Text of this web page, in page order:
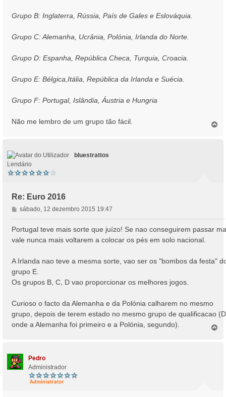
m
Grupo B: Inglaterra, Rússia, País de Gales e Eslováquia.
Grupo C: Alemanha, Ucrânia, Polónia, Irlanda do Norte.
Grupo D: Espanha, República Checa, Turquia, Croacia.
Grupo E: Bélgica,Itália, República da Irlanda e Suécia.
Grupo F: Portugal, Islândia, Áustria e Hungria
Não me lembro de um grupo tão fácil.
bluestrattos
Lendário
Re: Euro 2016
M
e
a
e
m
sábado, 12 dezembro 2015 19:47
Portugal teve mais sorte que juízo! Se nao conseguirem passar
vale nunca mais voltarem a colocar os pés em solo nacional.
A Irlanda nao teve a mesma sorte, vao ser os "bombos da festa"
grupo E.
Os grupos B, C, D vao proporcionar os melhores jogos.
Curioso o facto da Alemanha e da Polónia calharem no mesmo
grupo, depois de terem estado no mesmo grupo de qualificacao
onde a Alemanha foi primeiro e a Polónia, segundo).
Pedro
Administrador